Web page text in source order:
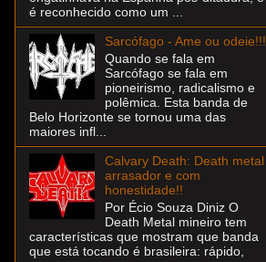
é reconhecido como um ...
Sarcófago - Ame ou odeie!!!
Quando se fala em
Sarcófago se fala em
pioneirismo, radicalismo e
polêmica. Esta banda de
Belo Horizonte se tornou uma das
maiores infl...
Calvary Death: Death metal
arrasador e com
honestidade!!
Por Écio Souza Diniz O
Death Metal mineiro tem
características que mostram que banda
que está tocando é brasileira: rápido,